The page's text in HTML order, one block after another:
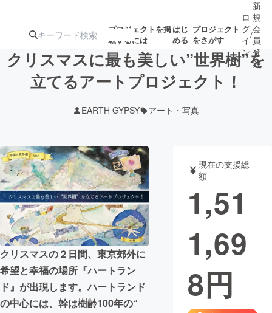
プロジェクトを掲
載するには
はじ
める
プロジェクト
をさがす
ターン
ジェクト
募集終了が近いプ
ロジェクト
アート・写真 音楽
テクノロジー・ガジェット ゲーム・サ
映像・映画
ビジネス・起業
まちづくり・地域活性化
ロ
グ
イ
ン
/
新
規
会
員
登
録
クリスマスに最も美しい”世界樹”を
立てるアートプロジェクト！
EARTH GYPSY アート・写真
クリスマスの２日間、東京郊外に
希望と幸福の場所『ハートラン
ド』が出現します。ハートランド
の中心には、幹は樹齢100年の“
現在の支援総
額
1,51
1,69
8円